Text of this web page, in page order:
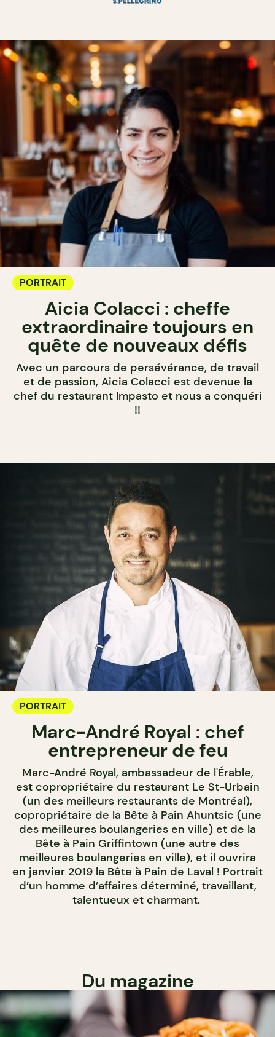
PORTRAIT
Aicia Colacci : cheffe
extraordinaire toujours en
quête de nouveaux défis
Avec un parcours de persévérance, de travail
et de passion, Aicia Colacci est devenue la
chef du restaurant Impasto et nous a conquéri
!!
PORTRAIT
Marc-André Royal : chef
entrepreneur de feu
Marc-André Royal, ambassadeur de l'Érable,
est copropriétaire du restaurant Le St-Urbain
(un des meilleurs restaurants de Montréal),
copropriétaire de la Bête à Pain Ahuntsic (une
des meilleures boulangeries en ville) et de la
Bête à Pain Griffintown (une autre des
meilleures boulangeries en ville), et il ouvrira
en janvier 2019 la Bête à Pain de Laval ! Portrait
d’un homme d’affaires déterminé, travaillant,
talentueux et charmant.
Du magazine